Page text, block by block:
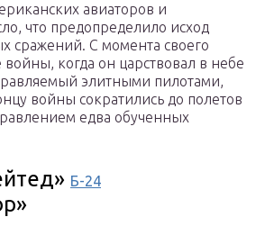
авиаторов и
что предопределило исход
сражений. С момента своего
войны, когда он царствовал в небе
элитными пилотами,
войны сократились до полетов
едва обученных
Б-24